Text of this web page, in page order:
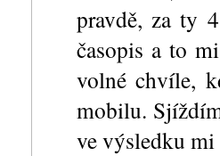
pravdě, za ty
časopis a to
volné chvíle,
mobilu.
ve výsledku